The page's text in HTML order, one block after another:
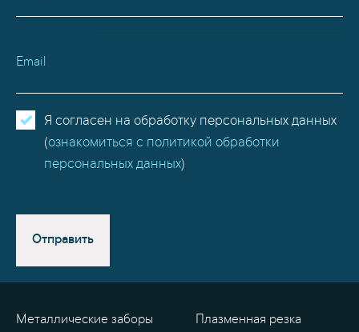
Email
Я согласен на обработку персональных данных
(ознакомиться с политикой обработки
персональных данных)
Отправить
Металлические заборы
Плазменная резка